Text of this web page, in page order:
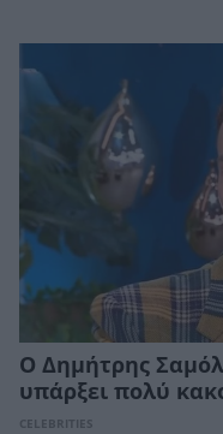
Ο Δημήτρης
υπάρξει πολύ
CELEBRITIES